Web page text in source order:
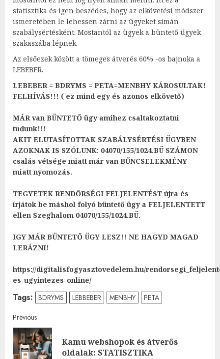
statisztika és igen beszédes, hogy az elkövetési módszer
ismeretében le lehessen zárni az ügyeket simán
szabálysértésként. Mostantól az ügyek a büntető ügyek
szakaszába lépnek.
Az elsőezek között a tömeges átverés 60% -os bajnoka a
LEBEBER.
LEBEBER = BDRYMS = PETA=MENBHY KÁROSULTAK!
FELHÍVÁS!!! ( ez mind egy és azonos elkövető)
MÁR van BÜNTETŐ ügy amihez csaltakoztatni
tudunk!!!
AKIT ELUTASÍTOTTAK SZABÁLYSÉRTÉSI ÜGYBEN
AZOKNAK IS SZÓLUNK: 04070/155/1024.BÜ SZÁMON
csalás vétsége miatt már van BŰNCSELEKMÉNY
miatt nyomozás.
TEGYETEK RENDŐRSÉGI FELJELENTÉST újra és
írjátok be máshol folyó büntető ügy a FELJELENTETT
ellen Szeghalom 04070/155/1024.BÜ.
IGY MÁR BÜNTETŐ ÜGY LESZ!! NE HAGYD MAGAD
LERÁZNI!
https://digitalisfogyasztovedelem.hu/
es-ugyintezes-online/
Tags: BDRYMS LEBBEBER MENBHY PETA
Post
navigation
Previous
Kamu webshopok és átverős
oldalak: STATISZTIKA